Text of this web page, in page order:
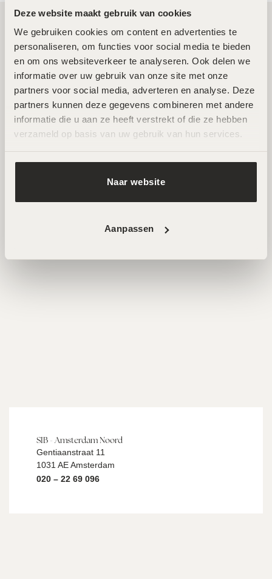
Deze website maakt gebruik van cookies
We gebruiken cookies om content en advertenties te
personaliseren, om functies voor social media te bieden
en om ons websiteverkeer te analyseren. Ook delen we
informatie over uw gebruik van onze site met onze
partners voor social media, adverteren en analyse. Deze
partners kunnen deze gegevens combineren met andere
informatie die u aan ze heeft verstrekt of die ze hebben
verzameld op basis van uw gebruik van hun services.
Naar website
Aanpassen
Twee toplocaties in Amsterdam Noord en
Zuid
Wij ontvangen je graag in een van onze twee
hoogwaardige salons in Amsterdam Noord en Zuid. Hier
werken ervaren specialisten met de nieuwste technieken
SIB - Amsterdam Noord
Gentiaanstraat 11
1031 AE Amsterdam
020 – 22 69 096